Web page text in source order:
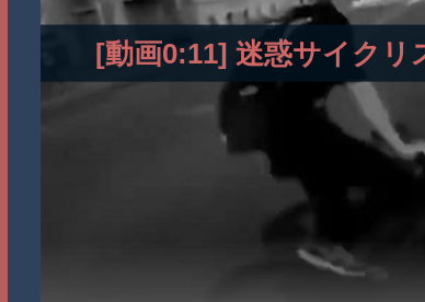
[動画0:11] 迷惑サイクリ